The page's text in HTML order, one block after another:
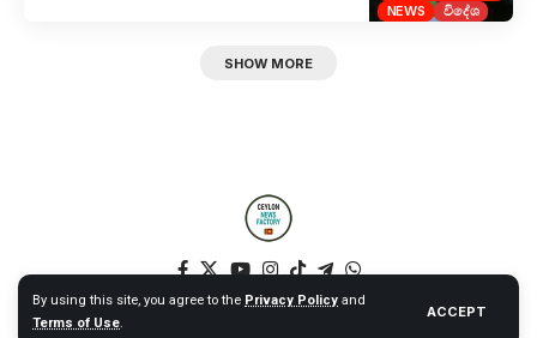
By using this site, you agree to the Privacy Policy and
Terms of Use.
ACCEPT
NEWS
විදේශ
SHOW MORE
© 2025 Ceylon News Factory. All Rights Reserved. – Web by NT –